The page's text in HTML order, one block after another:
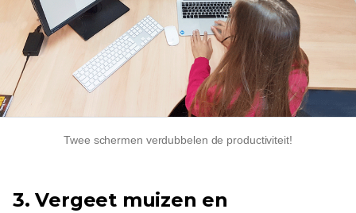
Twee schermen verdubbelen de productiviteit!
3. Vergeet muizen en